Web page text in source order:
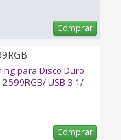
Comprar
para Disco Duro
USB 3.1/
Comprar